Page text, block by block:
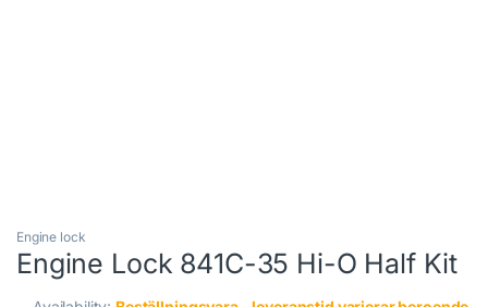
Engine lock
Engine Lock 841C-35 Hi-O Half Kit